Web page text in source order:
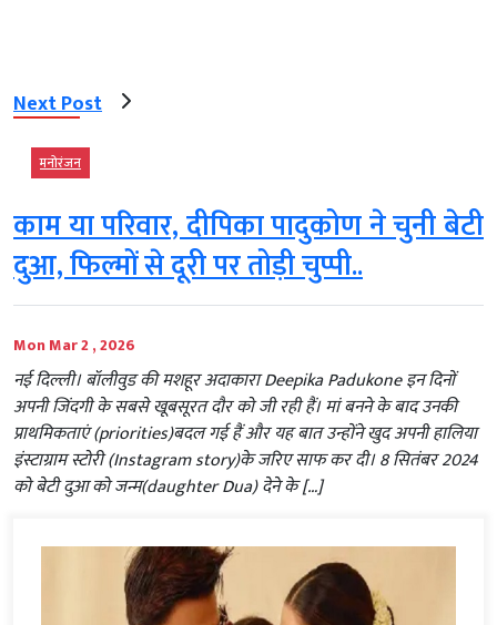
Next Post
मनोरंजन
काम या परिवार, दीपिका पादुकोण ने चुनी बेटी
दुआ, फिल्मों से दूरी पर तोड़ी चुप्पी..
Mon Mar 2 , 2026
नई दिल्ली। बॉलीवुड की मशहूर अदाकारा Deepika Padukone इन दिनों
अपनी जिंदगी के सबसे खूबसूरत दौर को जी रही हैं। मां बनने के बाद उनकी
प्राथमिकताएं (priorities)बदल गई हैं और यह बात उन्होंने खुद अपनी हालिया
इंस्टाग्राम स्टोरी (Instagram story)के जरिए साफ कर दी। 8 सितंबर 2024
को बेटी दुआ को जन्म(daughter Dua) देने के […]